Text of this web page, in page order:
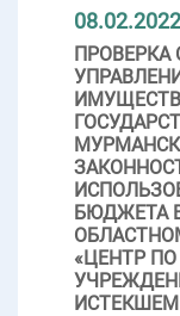
08.02.2022
БЮДЖЕТА
«ЦЕНТР
ИСТЕКШЕМ